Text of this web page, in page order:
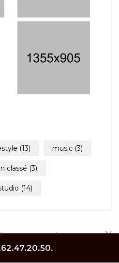
(13) music (3)
classé (3)
(14)
improve your experience.